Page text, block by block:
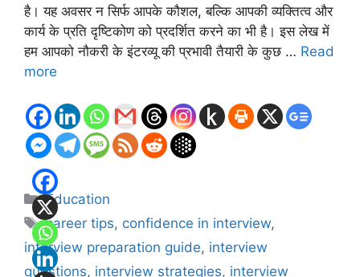
है। यह अवसर न सिर्फ आपके कौशल, बल्कि आपकी व्यक्तित्व और
कार्य के प्रति दृष्टिकोण को प्रदर्शित करने का भी है। इस लेख में
हम आपको नौकरी के इंटरव्यू की प्रभावी तैयारी के कुछ … Read
more
Categories
Education
Tags
career tips, confidence in interview,
interview preparation guide, interview
questions, interview strategies, interview